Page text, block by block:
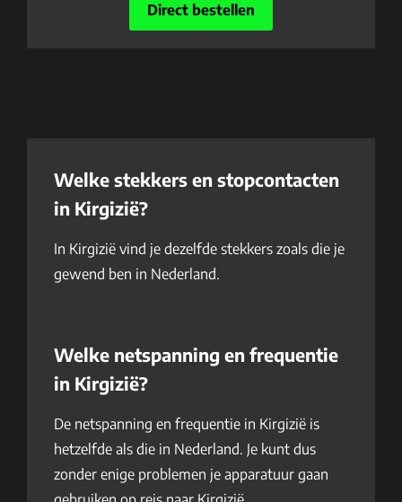
Direct bestellen
Welke stekkers en stopcontacten
in Kirgizië?
In Kirgizië vind je dezelfde stekkers zoals die je
gewend ben in Nederland.
Welke netspanning en frequentie
in Kirgizië?
De netspanning en frequentie in Kirgizië is
hetzelfde als die in Nederland. Je kunt dus
zonder enige problemen je apparatuur gaan